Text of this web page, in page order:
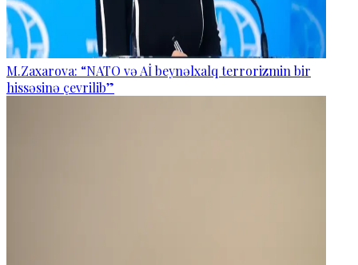
M.Zaxarova: “NATO və Aİ beynəlxalq terrorizmin bir
hissəsinə çevrilib”